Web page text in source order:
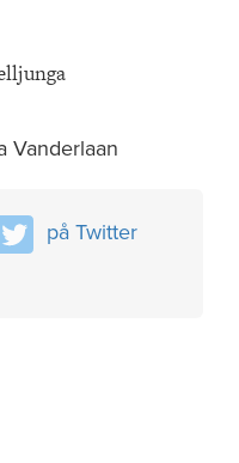
Vanderlaan
på Twitter